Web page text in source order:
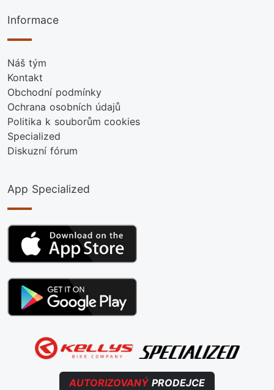
Informace
Náš tým
Kontakt
Obchodní podmínky
Ochrana osobních údajů
Politika k souborům cookies
Specialized
Diskuzní fórum
App Specialized
AUTORIZOVANÝPRODEJCE